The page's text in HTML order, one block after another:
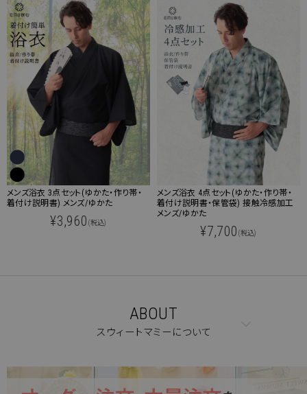
メンズ浴衣 3点セット(ゆかた・作り帯・
着付け説明書) メンズ/ゆかた
¥3,960 (税込)
メンズ浴衣 4点セット(ゆかた・作り帯・
着付け説明書・保管袋) 接触冷感加工
メンズ/ゆかた
¥7,700 (税込)
ABOUT
スウィートマミーについて